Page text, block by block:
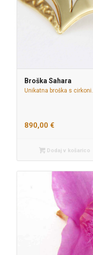
Broška Sahara
Unikatna broška s cirkoni.
890,00 €
Dodaj v košarico